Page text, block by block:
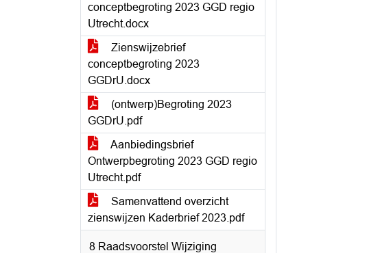
conceptbegroting 2023 GGD regio
Utrecht.docx
Zienswijzebrief
conceptbegroting 2023
GGDrU.docx
(ontwerp)Begroting 2023
GGDrU.pdf
Aanbiedingsbrief
Ontwerpbegroting 2023 GGD regio
Utrecht.pdf
Samenvattend overzicht
zienswijzen Kaderbrief 2023.pdf
8 Raadsvoorstel Wijziging